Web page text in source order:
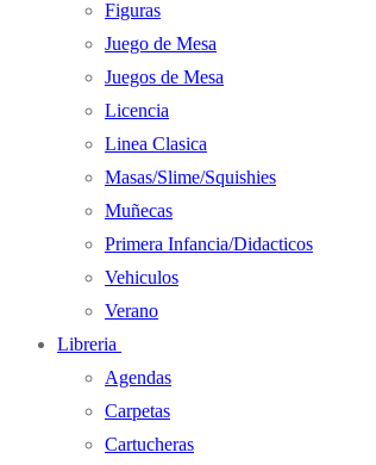
Figuras
Juego de Mesa
Juegos de Mesa
Licencia
Linea Clasica
Masas/Slime/Squishies
Muñecas
Primera Infancia/Didacticos
Vehiculos
Verano
Libreria
Agendas
Carpetas
Cartucheras